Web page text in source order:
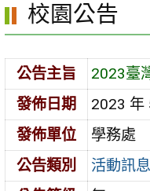
校園公告
公告主旨
2023臺
發佈日期
2023 年
發佈單位
學務處
公告類別
活動訊息